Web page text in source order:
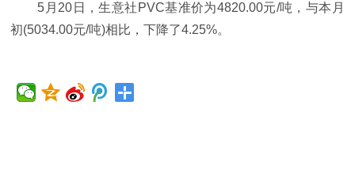
5月20日，生意社PVC基准价为4820.00元/吨，与本月
初(5034.00元/吨)相比，下降了4.25%。